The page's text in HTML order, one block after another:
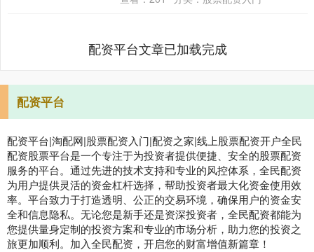
配资平台文章已加载完成
配资平台
配资平台|淘配网|股票配资入门|配资之家|线上股票配资开户全民
配资股票平台是一个专注于为投资者提供便捷、安全的股票配资
服务的平台。通过先进的技术支持和专业的风控体系，全民配资
为用户提供灵活的资金杠杆选择，帮助投资者最大化资金使用效
率。平台致力于打造透明、公正的交易环境，确保用户的资金安
全和信息隐私。无论您是新手还是资深投资者，全民配资都能为
您提供量身定制的投资方案和专业的市场分析，助力您的投资之
旅更加顺利。加入全民配资，开启您的财富增值新篇章！